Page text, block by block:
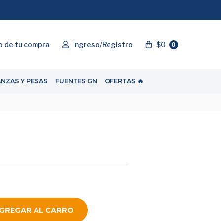
de tu compra Ingreso/Registro $0 0
Y PESAS FUENTES GN OFERTAS 🔥
AL CARRO